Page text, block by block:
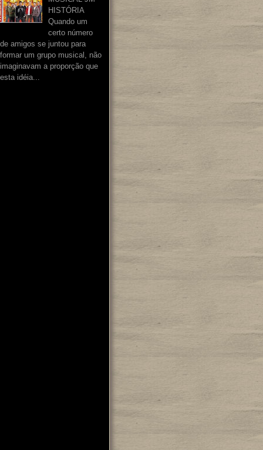
HISTÓRIA
Quando um
certo número
de amigos se juntou para
formar um grupo musical, não
imaginavam a proporção que
esta idéia...